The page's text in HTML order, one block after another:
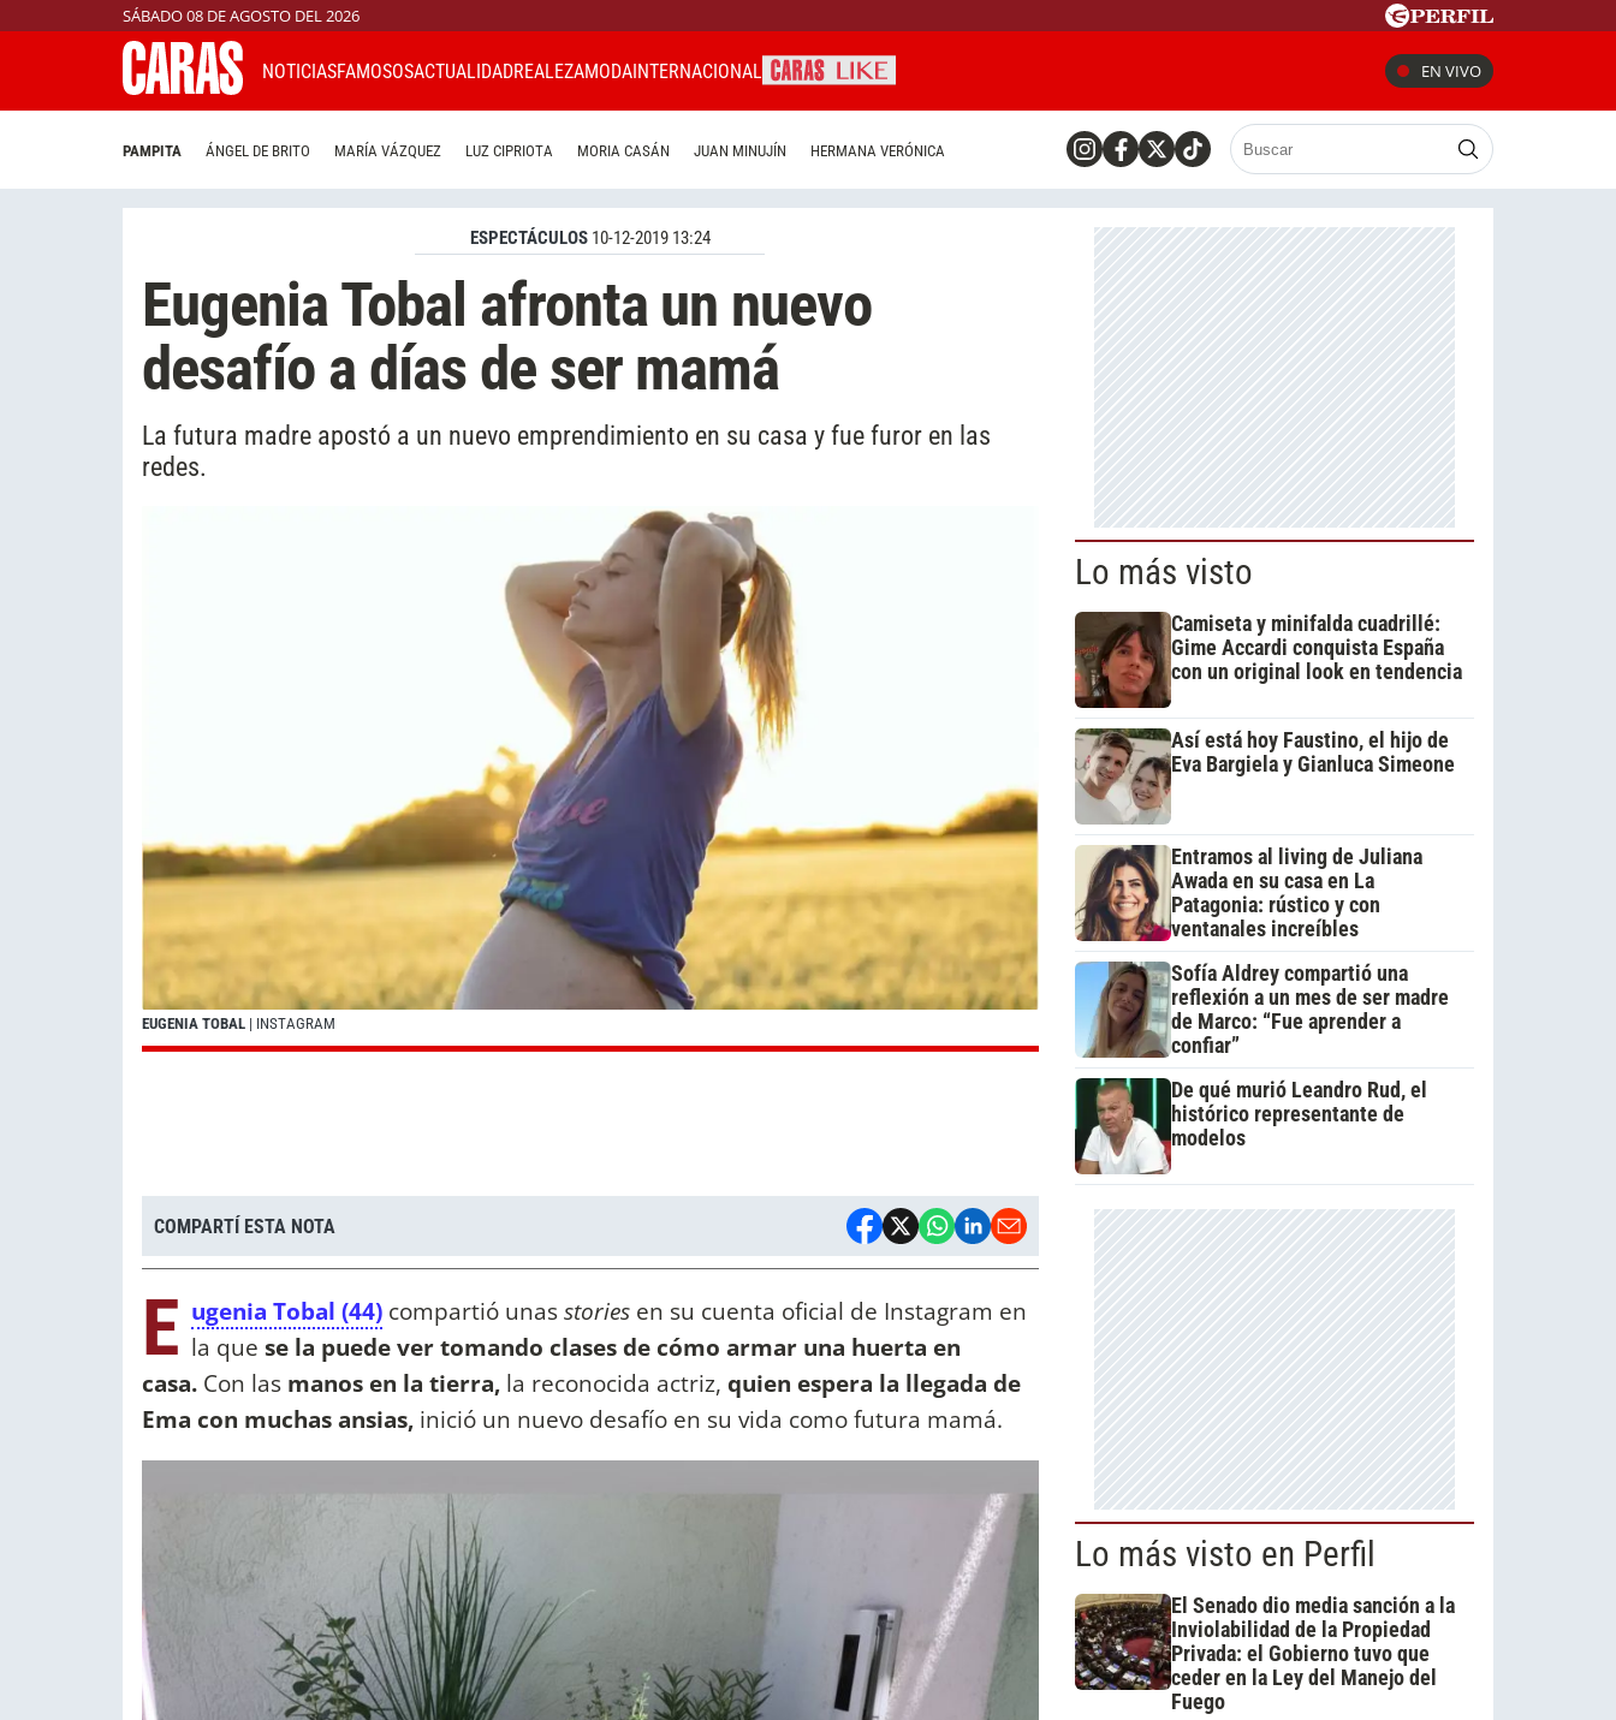
SÁBADO 08 DE AGOSTO DEL 2026
NOTICIASFAMOSOSACTUALIDADREALEZAMODAINTERNACIONAL EN VIVO
PAMPITA ÁNGEL DE BRITO MARÍA VÁZQUEZ LUZ CIPRIOTA MORIA CASÁN JUAN MINUJÍN HERMANA VERÓNICA
ESPECTÁCULOS 10-12-2019 13:24
Eugenia Tobal afronta un nuevo
desafío a días de ser mamá
La futura madre apostó a un nuevo emprendimiento en su casa y fue furor en las
redes.
EUGENIA TOBAL | INSTAGRAM
COMPARTÍ ESTA NOTA
E ugenia Tobal (44) compartió unasstories en su cuenta oficial de Instagram en
la que se la puede ver tomando clases de cómo armar una huerta en
casa. Con las manos en la tierra, la reconocida actriz, quien espera la llegada de
Ema con muchas ansias, inició un nuevo desafío en su vida como futura mamá.
Lo más visto
Camiseta y minifalda cuadrillé:
Gime Accardi conquista España
con un original look en tendencia
Así está hoy Faustino, el hijo de
Eva Bargiela y Gianluca Simeone
Entramos al living de Juliana
Awada en su casa en La
Patagonia: rústico y con
ventanales increíbles
Sofía Aldrey compartió una
reflexión a un mes de ser madre
de Marco: “Fue aprender a
confiar”
De qué murió Leandro Rud, el
histórico representante de
modelos
Lo más visto en Perfil
El Senado dio media sanción a la
Inviolabilidad de la Propiedad
Privada: el Gobierno tuvo que
ceder en la Ley del Manejo del
Fuego